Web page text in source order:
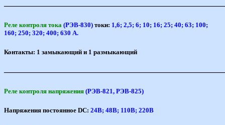
Реле контроля тока (РЭВ-830) токи: 1,6; 2,5; 6; 10; 16; 25; 40; 63; 100;
160; 250; 320; 400; 630 А.
Контакты: 1 замыкающий и 1 размыкающий
Реле контроля напряжения (РЭВ-821, РЭВ-825)
Напряжения постоянное DC: 24В; 48В; 110В; 220В